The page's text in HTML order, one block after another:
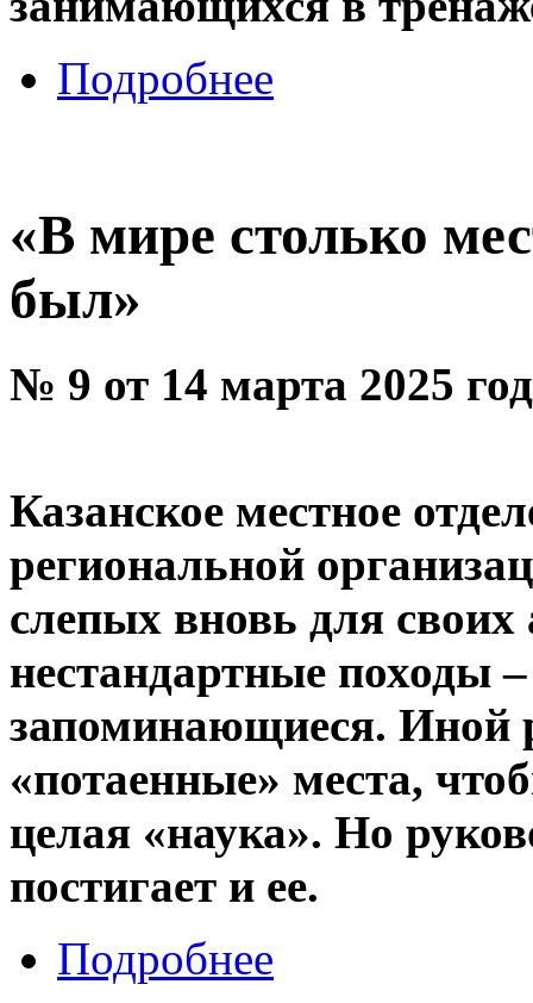
Подробнее
«В мире столько
был»
№ 9 от 14 марта 2025
Казанское местное
региональной
слепых вновь для своих
нестандартные походы
запоминающиеся. Иной
«потаенные» места,
целая «наука». Но
постигает и ее.
Подробнее